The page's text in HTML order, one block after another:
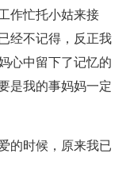
作忙托小姑来接
经不记得，反正我
心中留下了记忆的
是我的事妈妈一定
的时候，原来我已